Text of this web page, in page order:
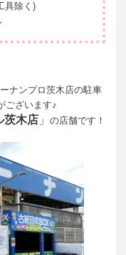
具除く)
ナンプロ茨木店の駐車
ございます♪
茨木店」 の店舗です！